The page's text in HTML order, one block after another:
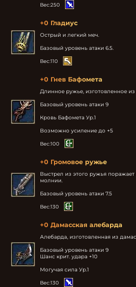
Вес:250
+0 Гладиус
Острый и легкий меч.
Базовый уровень атаки 6.5.
Вес:110
+0 Гнев Бафомета
Длинное ружье, изготовленное
Базовый уровень атаки 9
Кровь Бафомета Ур.1
Возможно усиление до +5
Вес:100
+0 Громовое ружье
Выстрел из этого ружья
молнии.
Базовый уровень атаки 7.5
Вес:130
+0 Дамасская алебарда
Алебарда, изготовленная из
Базовый уровень атаки 9
Шанс крит. удара +10
Могучая сила Ур.1
Вес:130